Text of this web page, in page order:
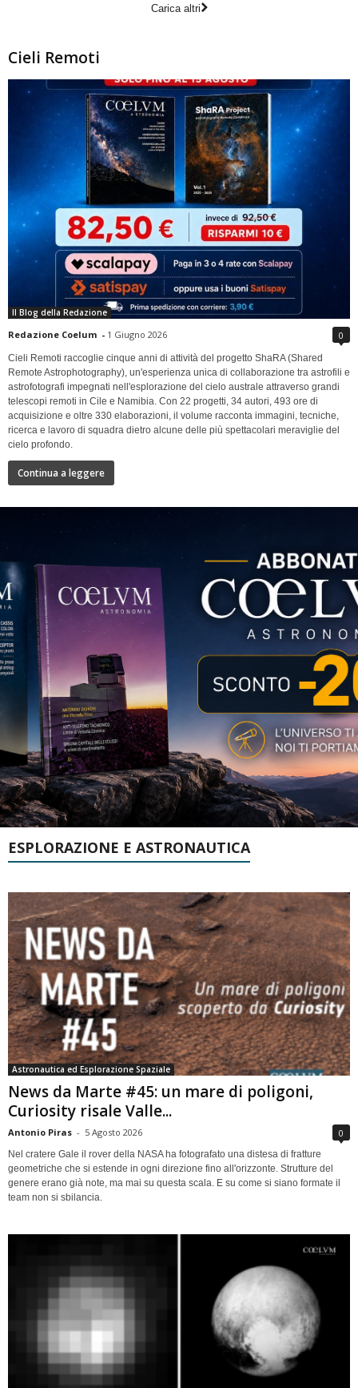
Carica altri
Cieli Remoti
Il Blog della Redazione
Redazione Coelum - 1 Giugno 2026 0
Cieli Remoti raccoglie cinque anni di attività del progetto ShaRA (Shared
Remote Astrophotography), un'esperienza unica di collaborazione tra astrofili e
astrofotografi impegnati nell'esplorazione del cielo australe attraverso grandi
telescopi remoti in Cile e Namibia. Con 22 progetti, 34 autori, 493 ore di
acquisizione e oltre 330 elaborazioni, il volume racconta immagini, tecniche,
ricerca e lavoro di squadra dietro alcune delle più spettacolari meraviglie del
cielo profondo.
Continua a leggere
ESPLORAZIONE E ASTRONAUTICA
Astronautica ed Esplorazione Spaziale
News da Marte #45: un mare di poligoni,
Curiosity risale Valle...
Antonio Piras - 5 Agosto 2026 0
Nel cratere Gale il rover della NASA ha fotografato una distesa di fratture
geometriche che si estende in ogni direzione fino all'orizzonte. Strutture del
genere erano già note, ma mai su questa scala. E su come si siano formate il
team non si sbilancia.